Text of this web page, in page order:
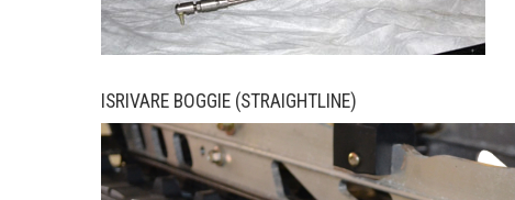
ISRIVARE BOGGIE (STRAIGHTLINE)